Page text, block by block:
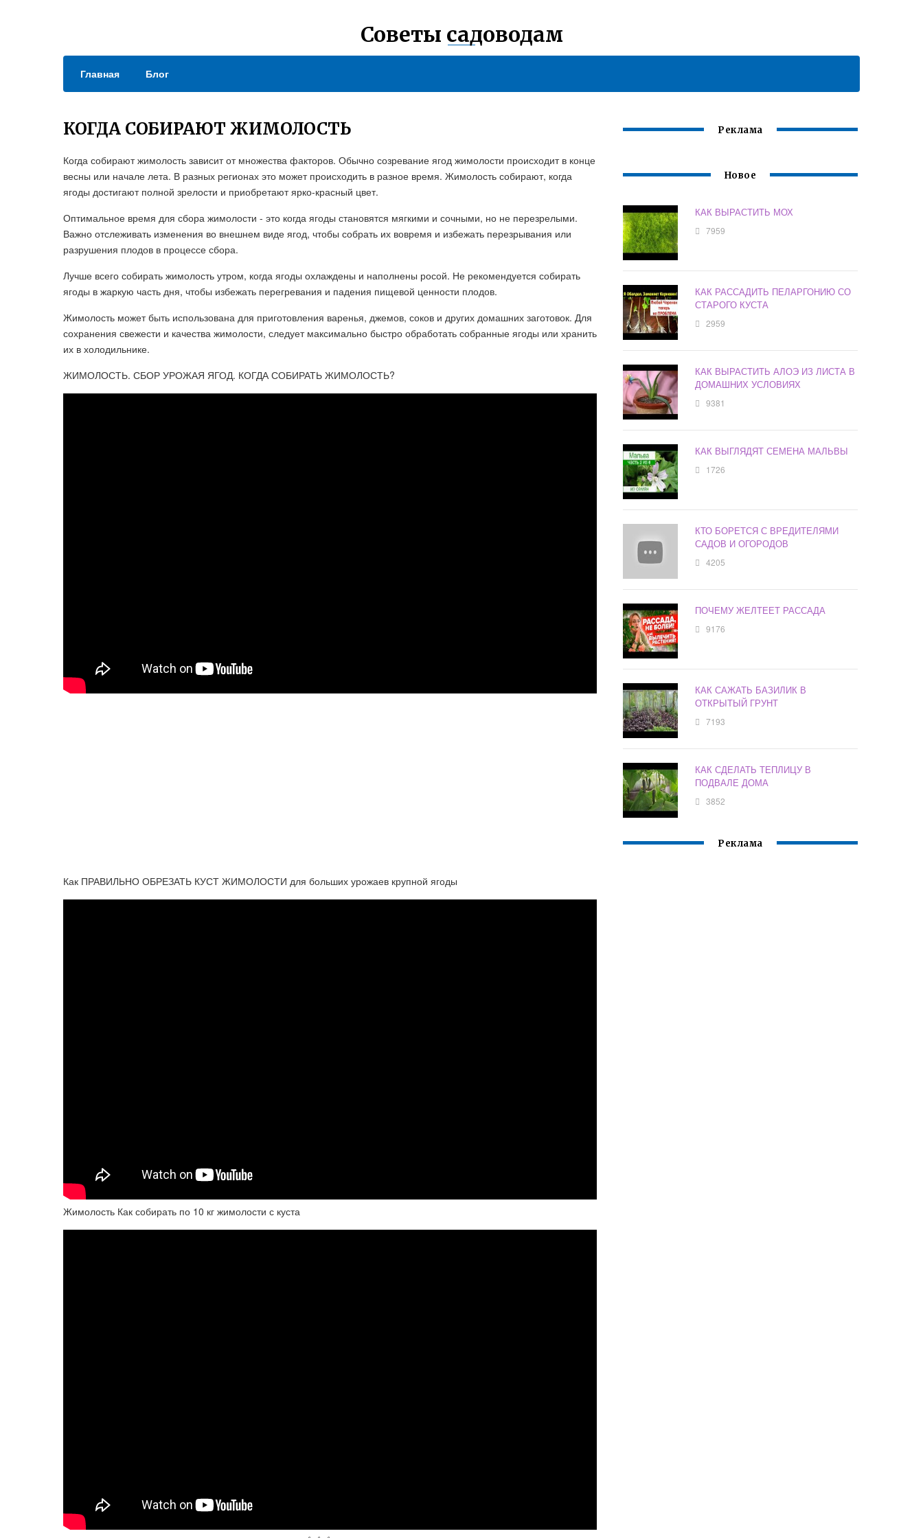
Советы садоводам
Главная Блог
КОГДА СОБИРАЮТ ЖИМОЛОСТЬ
Когда собирают жимолость зависит от множества факторов. Обычно созревание ягод жимолости происходит в конце
весны или начале лета. В разных регионах это может происходить в разное время. Жимолость собирают, когда
ягоды достигают полной зрелости и приобретают ярко-красный цвет.
Оптимальное время для сбора жимолости - это когда ягоды становятся мягкими и сочными, но не перезрелыми.
Важно отслеживать изменения во внешнем виде ягод, чтобы собрать их вовремя и избежать перезрывания или
разрушения плодов в процессе сбора.
Лучше всего собирать жимолость утром, когда ягоды охлаждены и наполнены росой. Не рекомендуется собирать
ягоды в жаркую часть дня, чтобы избежать перегревания и падения пищевой ценности плодов.
Жимолость может быть использована для приготовления варенья, джемов, соков и других домашних заготовок. Для
сохранения свежести и качества жимолости, следует максимально быстро обработать собранные ягоды или хранить
их в холодильнике.
ЖИМОЛОСТЬ. СБОР УРОЖАЯ ЯГОД. КОГДА СОБИРАТЬ ЖИМОЛОСТЬ?
Как ПРАВИЛЬНО ОБРЕЗАТЬ КУСТ ЖИМОЛОСТИ для больших урожаев крупной ягоды
Жимолость Как собирать по 10 кг жимолости с куста
Реклама
Новое
КАК ВЫРАСТИТЬ МОХ
7959
КАК РАССАДИТЬ ПЕЛАРГОНИЮ СО
СТАРОГО КУСТА
2959
КАК ВЫРАСТИТЬ АЛОЭ ИЗ ЛИСТА В
ДОМАШНИХ УСЛОВИЯХ
9381
КАК ВЫГЛЯДЯТ СЕМЕНА МАЛЬВЫ
1726
КТО БОРЕТСЯ С ВРЕДИТЕЛЯМИ
САДОВ И ОГОРОДОВ
4205
ПОЧЕМУ ЖЕЛТЕЕТ РАССАДА
9176
КАК САЖАТЬ БАЗИЛИК В
ОТКРЫТЫЙ ГРУНТ
7193
КАК СДЕЛАТЬ ТЕПЛИЦУ В
ПОДВАЛЕ ДОМА
3852
Реклама